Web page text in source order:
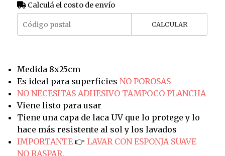
Calculá el costo de envío
CALCULAR
Medida 8x25cm
Es ideal para superficies NO POROSAS
NO NECESITAS ADHESIVO TAMPOCO PLANCHA
Viene listo para usar
Tiene una capa de laca UV que lo protege y lo
hace más resistente al sol y los lavados
IMPORTANTE 👉 LAVAR CON ESPONJA SUAVE
NO RASPAR.